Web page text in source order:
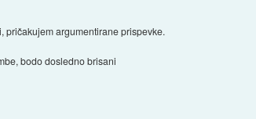
pričakujem argumentirane prispevke.
bodo dosledno brisani